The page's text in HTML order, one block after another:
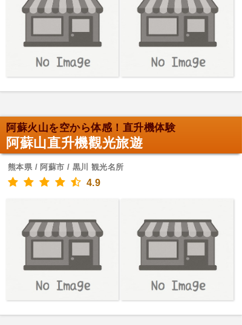
阿蘇火山を空から体感！直升機体験
阿蘇山直升機觀光旅遊
熊本県 / 阿蘇市 / 黒川 観光名所
4.9